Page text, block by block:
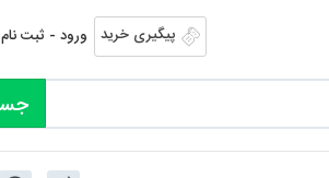
پیگیری خرید ورود - ثبت نام